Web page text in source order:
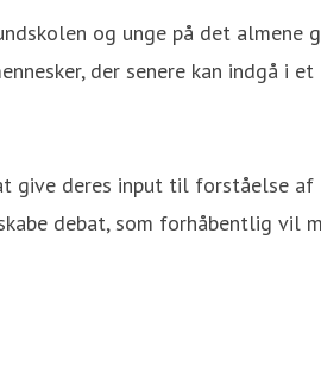
og unge på det almene
der senere kan indgå i
give deres input til forståelse af
debat, som forhåbentlig vil